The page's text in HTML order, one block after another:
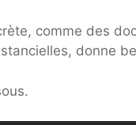
comme des
donne